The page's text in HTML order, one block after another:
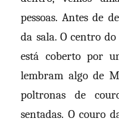
pessoas. Antes de
da sala. O centro
está coberto por
lembram algo de
poltronas de
sentadas. O couro